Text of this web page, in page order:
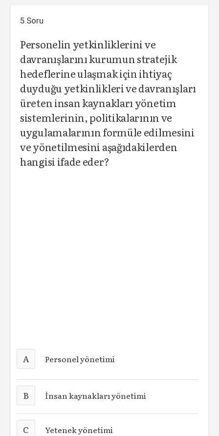
5.Soru
Personelin yetkinliklerini ve
davranışlarını kurumun stratejik
hedeflerine ulaşmak için ihtiyaç
duyduğu yetkinlikleri ve davranışları
üreten insan kaynakları yönetim
sistemlerinin, politikalarının ve
uygulamalarının formüle edilmesini
ve yönetilmesini aşağıdakilerden
hangisi ifade eder?
A Personel yönetimi
B İnsan kaynakları yönetimi
C Yetenek yönetimi